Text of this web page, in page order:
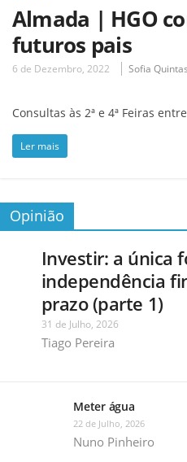
Almada | HGO
futuros pais
6 de Dezembro, 2022 Sofia Quintas
Consultas às 2ª e 4ª Feiras
Ler mais
Opinião
Investir: a única
independência
prazo (parte 1)
31 de Julho, 2026
Tiago Pereira
Meter água
22 de Julho, 2026
Nuno Pinheiro